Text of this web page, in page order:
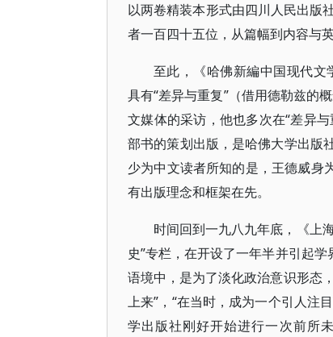
以两卷精装本形式由四川人民出版
者一百四十五位，从篇幅到内容与
至此，《哈佛新編中国现代
具有“差异与重复”（借用德勒兹的
文媒体的采访，他也多次在“差异
部书的策划出版，是哈佛大学出版
少为中文读者所知的是，王德威身
有出版理念和框架在先。
时间回到一九八九年底，《上
史”专栏，在开设了一年半并引起
语境中，是为了淡化政治意识形态
上来”，“在当时，成为一个引人注
学出版社刚好开始进行一次前所